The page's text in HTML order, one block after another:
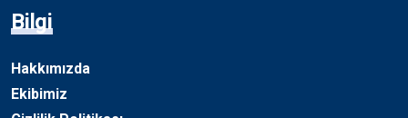
Bilgi
Hakkımızda
Ekibimiz